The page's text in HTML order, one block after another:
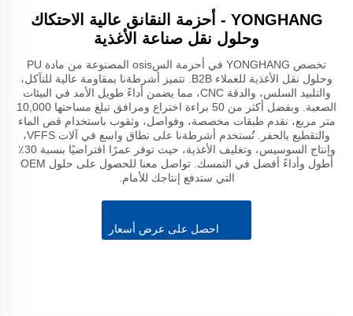
YONGHANG - أحزمة النقانق عالية الاحتكاك
وحلول نقل صناعة الأغذية
تخصص YONGHANG في أحزمة السosis المصنوعة من مادة PU
وحلول نقل الأغذية للعملاء B2B. تتميز أشرطةنا بمقاومة عالية للتآكل،
والتلبيد السلس، والدقة CNC، مما يضمن أداءً طويل الأمد في البيئات
الصعبة. وبفضل أكثر من 50 براءة اختراع ومرافق تبلغ مساحتها 10,000
متر مربع، نقدم طبقات مخصصة، وفواصل، وثقوب باستخدام قص الماء
والتقطيع بالحفر. تُستخدم أشرطةنا على نطاق واسع في آلات VFFS،
وإنتاج السوسيس، وتغليف الأغذية، حيث توفر عمرًا افتراضيًا بنسبة 30٪
أطول وأداءً أفضل في التمسك. تواصل معنا للحصول على حلول OEM
التي ستدفع إنتاجك للأمام.
احصل على عرض أسعار